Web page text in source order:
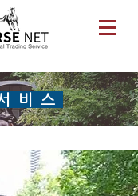
비 스